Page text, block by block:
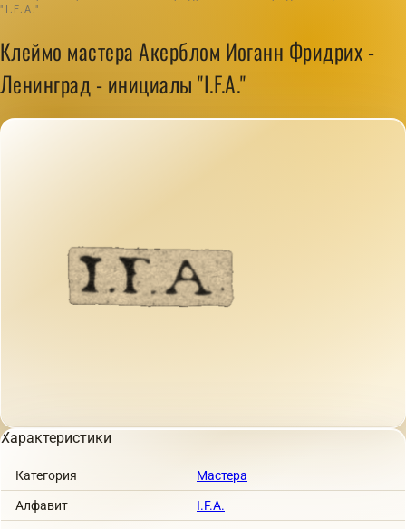
"I.F.A."
Клеймо мастера Акерблом Иоганн Фридрих -
Ленинград - инициалы "I.F.A."
Характеристики
Категория Мастера
Алфавит I.F.A.